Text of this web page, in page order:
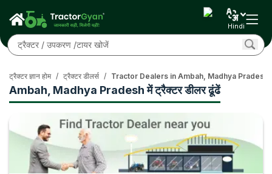
Hindi
Ambah, Madhya Pradesh में ट्रैक्टर डीलर ढूंढें
ट्रैक्टर ज्ञान होम / ट्रैक्टर डीलर्स / Tractor Dealers in Ambah, Madhya Pradesh